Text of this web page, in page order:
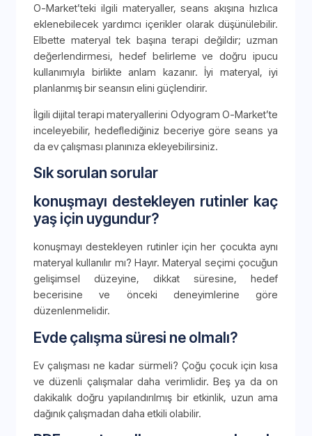
O-Market’teki ilgili materyaller, seans akışına hızlıca
eklenebilecek yardımcı içerikler olarak düşünülebilir.
Elbette materyal tek başına terapi değildir; uzman
değerlendirmesi, hedef belirleme ve doğru ipucu
kullanımıyla birlikte anlam kazanır. İyi materyal, iyi
planlanmış bir seansın elini güçlendirir.
İlgili dijital terapi materyallerini Odyogram O-Market’te
inceleyebilir, hedeflediğiniz beceriye göre seans ya
da ev çalışması planınıza ekleyebilirsiniz.
Sık sorulan sorular
konuşmayı destekleyen rutinler kaç
yaş için uygundur?
konuşmayı destekleyen rutinler için her çocukta aynı
materyal kullanılır mı? Hayır. Materyal seçimi çocuğun
gelişimsel düzeyine, dikkat süresine, hedef
becerisine ve önceki deneyimlerine göre
düzenlenmelidir.
Evde çalışma süresi ne olmalı?
Ev çalışması ne kadar sürmeli? Çoğu çocuk için kısa
ve düzenli çalışmalar daha verimlidir. Beş ya da on
dakikalık doğru yapılandırılmış bir etkinlik, uzun ama
dağınık çalışmadan daha etkili olabilir.